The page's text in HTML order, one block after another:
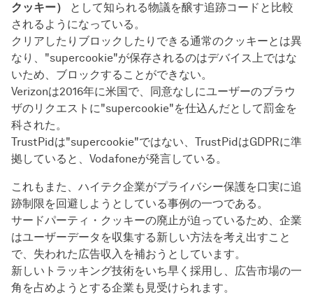
クッキー）
として知られる物議を醸す追跡コードと比較
されるようになっている。
クリアしたりブロックしたりできる通常のクッキーとは異
なり、"supercookie"が保存されるのはデバイス上ではな
いため、ブロックすることができない。
Verizonは2016年に米国で、同意なしにユーザーのブラウ
ザのリクエストに"supercookie"を仕込んだとして罰金を
科された。
TrustPidは"supercookie"ではない、TrustPidはGDPRに準
拠していると、Vodafoneが発言している。
これもまた、ハイテク企業がプライバシー保護を口実に追
跡制限を回避しようとしている事例の一つである。
サードパーティ・クッキーの廃止が迫っているため、企業
はユーザーデータを収集する新しい方法を考え出すこと
で、失われた広告収入を補おうとしています。
新しいトラッキング技術をいち早く採用し、広告市場の一
角を占めようとする企業も見受けられます。